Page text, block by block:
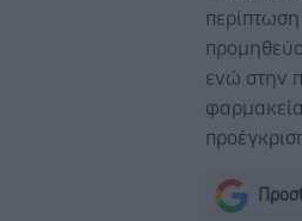
ενώ στην